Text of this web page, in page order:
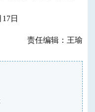
日
责任编辑：王瑜